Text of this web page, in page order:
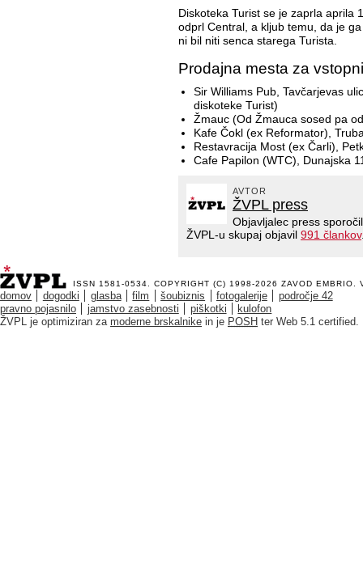
Diskoteka Turist se je zaprla aprila
odprl Central, a kljub temu, da je
ni bil niti senca starega Turista.
Prodajna mesta za
Sir Williams Pub, Tavčarjevas
diskoteke Turist)
Žmauc (Od Žmauca sosed pa
Kafe Čokl (ex Reformator),
Restavracija Most (ex Čarli),
Cafe Papilon (WTC), Dunajska
AVTOR
ŽVPL press
Objavljalec press
ŽVPL-u skupaj objavil 991 člankov
ISSN 1581-0534. COPYRIGHT (C) 1998-2026 ZAVOD EMBRIO .
domov dogodki glasba film šoubiznis fotogalerije
področje 42
pravno pojasnilo
jamstvo zasebnosti piškotki
kulofon
ŽVPL je optimiziran za moderne brskalnike in je POSH ter Web 5.1 certified.